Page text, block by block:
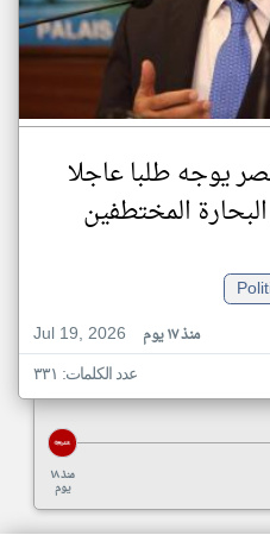
يوجه طلبا عاجلا
المختطفين
Jul 19, 2026
منذ ١٧ يوم
عدد الكلمات: ٣٣١
منذ ١٨
يوم